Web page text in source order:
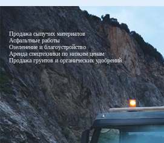
Продажа сыпучих материалов
Асфальтные работы
Озеленение и благоустройство
Аренда спецтехники по низким ценам
Продажа грунтов и органических удобрений